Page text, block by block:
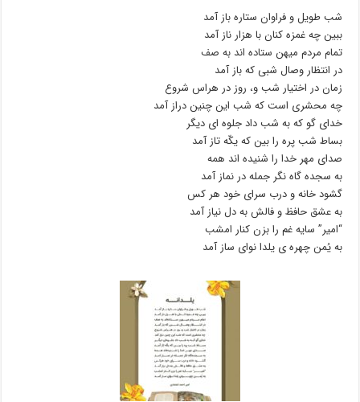
شب طویل و فراوان ستاره باز آمد
ببین چه غمزه کنان با هزار ناز آمد
تمام مردم میهن ستاده اند به صف
در انتظار وصال شبی که باز آمد
زمان در اختیار شب و، روز در هراس شروع
چه محشری است که شب این چنین دراز آمد
خدای گو که به شب داد جلوه ای دیگر
بساط شب پره را بین که یکّه تاز آمد
صدای مهر خدا را شنیده اند همه
به سجده گاه نگر جمله در نماز آمد
گشود خانه و درب سرای خود هر کس
به عشق حافظ و فالش به دل نیاز آمد
“امیر” سایه غم را بزن کنار امشب
به یُمن چهره ی یلدا نوای ساز آمد